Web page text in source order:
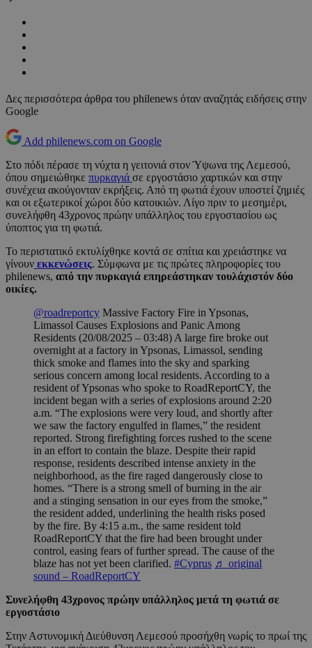
Δες περισσότερα άρθρα του philenews όταν αναζητάς ειδήσεις στην
Google
Add philenews.com on Google
Στο πόδι πέρασε τη νύχτα η γειτονιά στον Ύψωνα της Λεμεσού,
όπου σημειώθηκε πυρκαγιά σε εργοστάσιο χαρτικών και στην
συνέχεια ακούγονταν εκρήξεις. Από τη φωτιά έχουν υποστεί ζημιές
και οι εξωτερικοί χώροι δύο κατοικιών. Λίγο πριν το μεσημέρι,
συνελήφθη 43χρονος πρώην υπάλληλος του εργοστασίου ως
ύποπτος για τη φωτιά.
Το περιστατικό εκτυλίχθηκε κοντά σε σπίτια και χρειάστηκε να
γίνουν εκκενώσεις. Σύμφωνα με τις πρώτες πληροφορίες του
philenews, από την πυρκαγιά επηρεάστηκαν τουλάχιστόν δύο
οικίες.
@roadreportcy Massive Factory Fire in Ypsonas,
Limassol Causes Explosions and Panic Among
Residents (20/08/2025 – 03:48) A large fire broke out
overnight at a factory in Ypsonas, Limassol, sending
thick smoke and flames into the sky and sparking
serious concern among local residents. According to a
resident of Ypsonas who spoke to RoadReportCY, the
incident began with a series of explosions around 2:20
a.m. “The explosions were very loud, and shortly after
we saw the factory engulfed in flames,” the resident
reported. Strong firefighting forces rushed to the scene
in an effort to contain the blaze. Despite their rapid
response, residents described intense anxiety in the
neighborhood, as the fire raged dangerously close to
homes. “There is a strong smell of burning in the air
and a stinging sensation in our eyes from the smoke,”
the resident added, underlining the health risks posed
by the fire. By 4:15 a.m., the same resident told
RoadReportCY that the fire had been brought under
control, easing fears of further spread. The cause of the
blaze has not yet been clarified. #Cyprus ♬ original
sound – RoadReportCY
Συνελήφθη 43χρονος πρώην υπάλληλος μετά τη φωτιά σε
εργοστάσιο
Στην Αστυνομική Διεύθυνση Λεμεσού προσήχθη νωρίς το πρωί της